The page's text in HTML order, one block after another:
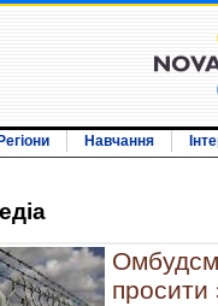
Регіони Навчання